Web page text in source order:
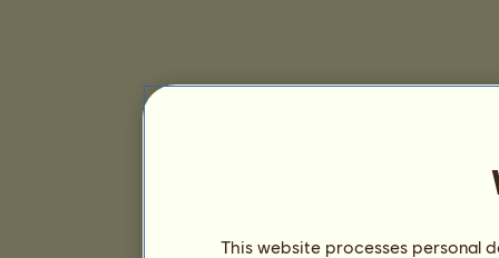
This website processes personal